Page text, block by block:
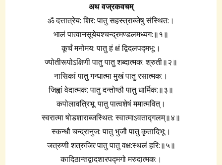
अथ वज्रकवचम्
ॐ दत्तात्रेय: शिर: पातु सहस्त्राब्जेषु संस्थित:।
भालं पात्वानसूयेयश्चन्द्रमण्डलमध्यग:॥१॥
कूर्चं मनोमय: पातु हं क्षं द्विदलपद्मभू:।
ज्योतीरूपोऽक्षिणी पातु पातु शब्दात्मक: श्रुती॥२॥
नासिकां पातु गन्धात्मा मुखं पातु रसात्मक:।
जिह्वां वेदात्मक: पातु दन्तोष्ठौ पातु धार्मिक:॥३॥
कपोलावत्रिभू: पातु पात्वशेषं ममात्मवित्।
स्वरात्मा षोडशाराब्जस्थित: स्वात्माऽवताद्‍गलम्॥४॥
स्कन्धौ चन्द्रानुज: पातु भुजौ पातु कृतादिभू:।
जत्रुणी शत्रुजित्‍ पातु पातु वक्ष:स्थलं हरि:॥५॥
कादिठान्तद्वादशारपद्‍मगो मरुदात्मक:।